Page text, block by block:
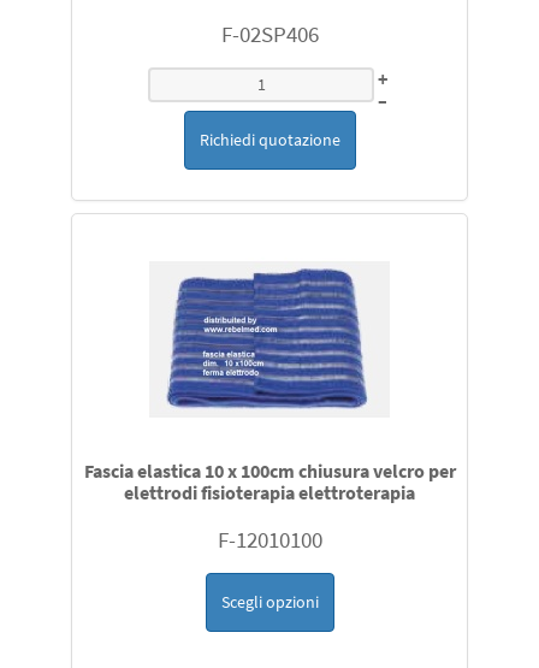
F-02SP406
+
–
Richiedi quotazione
Fascia elastica 10 x 100cm chiusura velcro per
elettrodi fisioterapia elettroterapia
F-12010100
Scegli opzioni